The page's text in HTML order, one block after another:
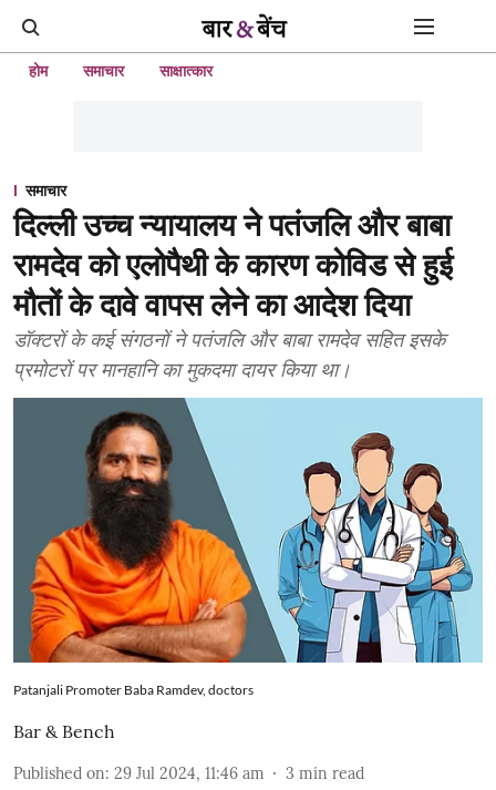
होम समाचार साक्षात्कार
समाचार
दिल्ली उच्च न्यायालय ने पतंजलि और बाबा
रामदेव को एलोपैथी के कारण कोविड से हुई
मौतों के दावे वापस लेने का आदेश दिया
डॉक्टरों के कई संगठनों ने पतंजलि और बाबा रामदेव सहित इसके
प्रमोटरों पर मानहानि का मुकदमा दायर किया था।
Patanjali Promoter Baba Ramdev, doctors
Bar & Bench
Published on: 29 Jul 2024, 11:46 am 3 min read